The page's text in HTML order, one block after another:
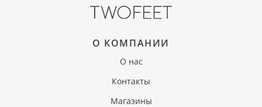
О КОМПАНИИ
О нас
Контакты
Магазины